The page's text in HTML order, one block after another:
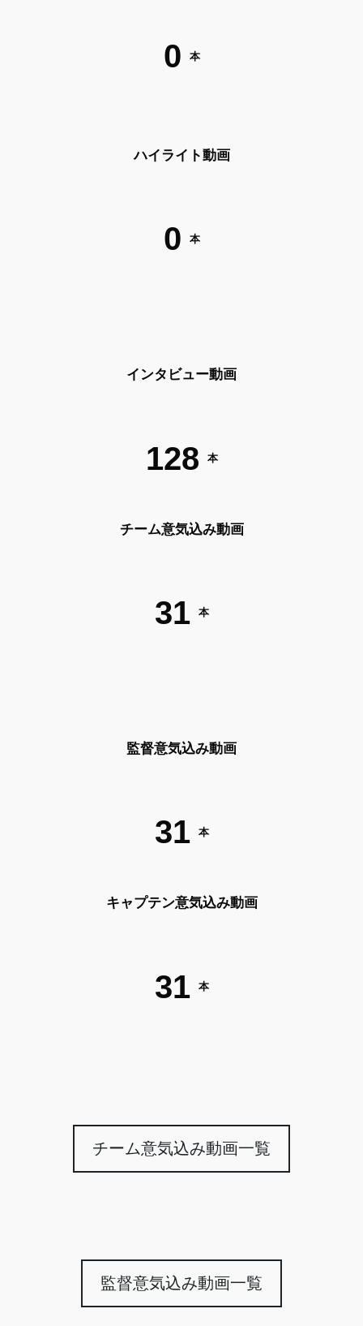
0 本
ハイライト動画
0 本
インタビュー動画
128 本
チーム意気込み動画
31 本
監督意気込み動画
31 本
キャプテン意気込み動画
31 本
チーム意気込み動画一覧
監督意気込み動画一覧